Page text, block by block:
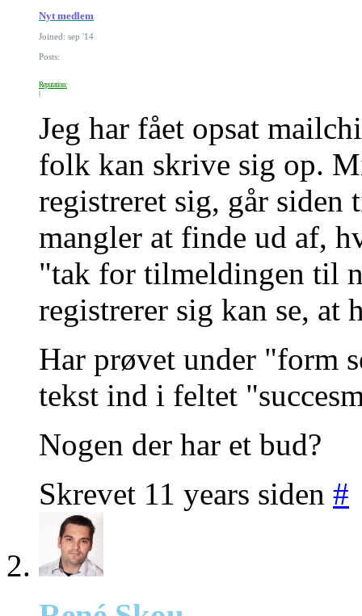
Nyt medlem
Joined: sep '14
Posts:
Reputation:
Jeg har fået opsat
folk kan skrive sig op.
registreret sig, går siden
mangler at finde ud af,
"tak for tilmeldingen til
registrerer sig kan se, at
Har prøvet under "form
tekst ind i feltet
Nogen der har et bud?
Skrevet 11 years siden #